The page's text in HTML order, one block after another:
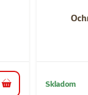
do košíka Skladom